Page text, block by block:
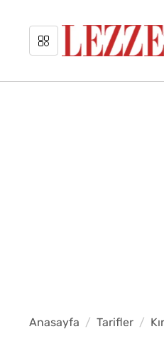
Anasayfa Tarifler